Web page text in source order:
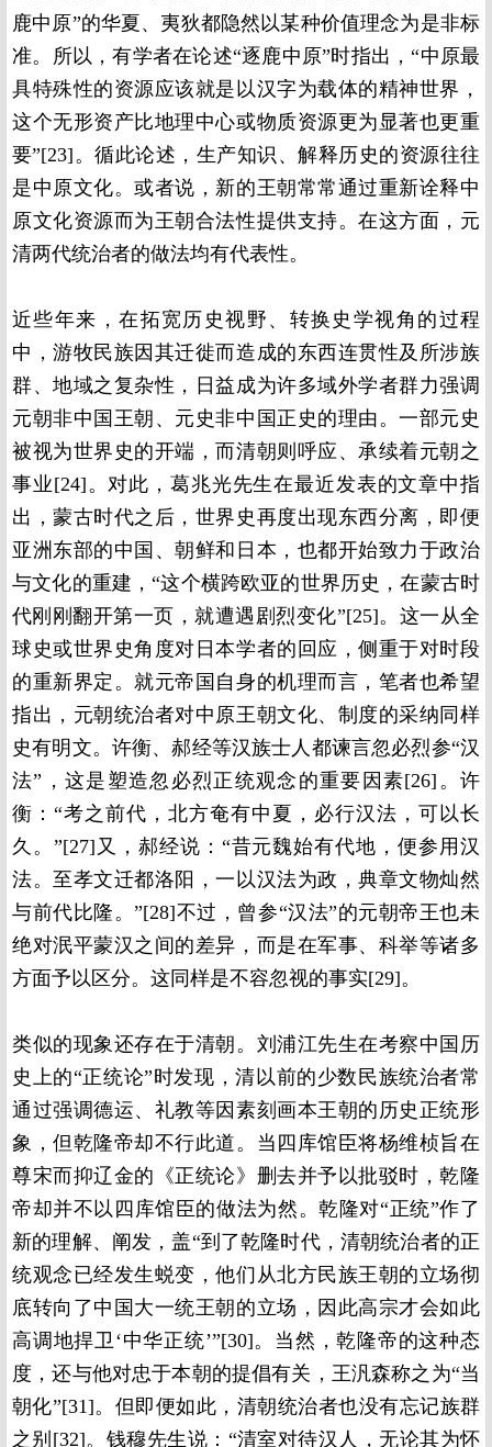
鹿中原”的华夏、夷狄都隐然以某种价值理念为是非标
准。所以，有学者在论述“逐鹿中原”时指出，“中原最
具特殊性的资源应该就是以汉字为载体的精神世界，
这个无形资产比地理中心或物质资源更为显著也更重
要”[23]。循此论述，生产知识、解释历史的资源往往
是中原文化。或者说，新的王朝常常通过重新诠释中
原文化资源而为王朝合法性提供支持。在这方面，元
清两代统治者的做法均有代表性。
近些年来，在拓宽历史视野、转换史学视角的过程
中，游牧民族因其迁徙而造成的东西连贯性及所涉族
群、地域之复杂性，日益成为许多域外学者群力强调
元朝非中国王朝、元史非中国正史的理由。一部元史
被视为世界史的开端，而清朝则呼应、承续着元朝之
事业[24]。对此，葛兆光先生在最近发表的文章中指
出，蒙古时代之后，世界史再度出现东西分离，即便
亚洲东部的中国、朝鲜和日本，也都开始致力于政治
与文化的重建，“这个横跨欧亚的世界历史，在蒙古时
代刚刚翻开第一页，就遭遇剧烈变化”[25]。这一从全
球史或世界史角度对日本学者的回应，侧重于对时段
的重新界定。就元帝国自身的机理而言，笔者也希望
指出，元朝统治者对中原王朝文化、制度的采纳同样
史有明文。许衡、郝经等汉族士人都谏言忽必烈参“汉
法”，这是塑造忽必烈正统观念的重要因素[26]。许
衡：“考之前代，北方奄有中夏，必行汉法，可以长
久。”[27]又，郝经说：“昔元魏始有代地，便参用汉
法。至孝文迁都洛阳，一以汉法为政，典章文物灿然
与前代比隆。”[28]不过，曾参“汉法”的元朝帝王也未
绝对泯平蒙汉之间的差异，而是在军事、科举等诸多
方面予以区分。这同样是不容忽视的事实[29]。
类似的现象还存在于清朝。刘浦江先生在考察中国历
史上的“正统论”时发现，清以前的少数民族统治者常
通过强调德运、礼教等因素刻画本王朝的历史正统形
象，但乾隆帝却不行此道。当四库馆臣将杨维桢旨在
尊宋而抑辽金的《正统论》删去并予以批驳时，乾隆
帝却并不以四库馆臣的做法为然。乾隆对“正统”作了
新的理解、阐发，盖“到了乾隆时代，清朝统治者的正
统观念已经发生蜕变，他们从北方民族王朝的立场彻
底转向了中国大一统王朝的立场，因此高宗才会如此
高调地捍卫‘中华正统’”[30]。当然，乾隆帝的这种态
度，还与他对忠于本朝的提倡有关，王汎森称之为“当
朝化”[31]。但即便如此，清朝统治者也没有忘记族群
之别[32]。钱穆先生说：“清室对待汉人，无论其为怀